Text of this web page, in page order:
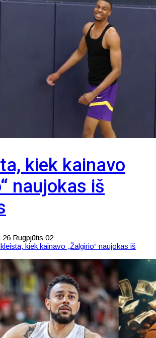
kiek kainavo
naujokas iš
26 Rugpjūtis 02
kiek kainavo „Žalgirio“ naujokas iš